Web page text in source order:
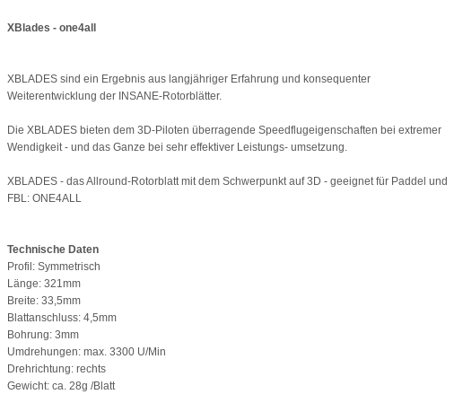
XBlades - one4all
XBLADES sind ein Ergebnis aus langjähriger Erfahrung und konsequenter
Weiterentwicklung der INSANE-Rotorblätter.
Die XBLADES bieten dem 3D-Piloten überragende Speedflugeigenschaften bei extremer
Wendigkeit - und das Ganze bei sehr effektiver Leistungs- umsetzung.
XBLADES - das Allround-Rotorblatt mit dem Schwerpunkt auf 3D - geeignet für Paddel und
FBL: ONE4ALL
Technische Daten
Profil: Symmetrisch
Länge: 321mm
Breite: 33,5mm
Blattanschluss: 4,5mm
Bohrung: 3mm
Umdrehungen: max. 3300 U/Min
Drehrichtung: rechts
Gewicht: ca. 28g /Blatt